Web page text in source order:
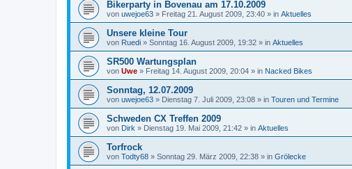
Bikerparty in Bovenau am 17.10.2009
von uwejoe63 » Freitag 21. August 2009, 23:40 » in Aktuelles
Unsere kleine Tour
von Ruedi » Sonntag 16. August 2009, 19:32 » in Aktuelles
SR500 Wartungsplan
von Uwe » Freitag 14. August 2009, 20:04 » in Nacked Bikes
Sonntag, 12.07.2009
von uwejoe63 » Dienstag 7. Juli 2009, 23:08 » in Touren und Termine
Schweden CX Treffen 2009
von Dirk » Dienstag 19. Mai 2009, 21:42 » in Aktuelles
Torfrock
von Todty68 » Sonntag 29. März 2009, 22:38 » in Grölecke